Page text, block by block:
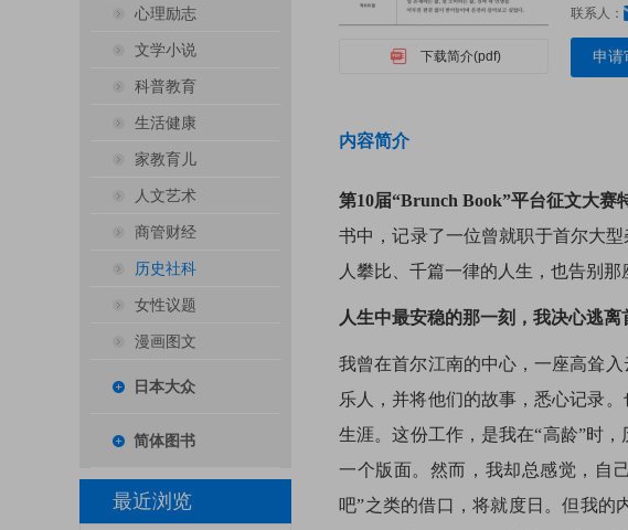
心理励志
文学小说
科普教育
生活健康
家教育儿
人文艺术
商管财经
历史社科
女性议题
漫画图文
日本大众
简体图书
最近浏览
下载简介(pdf)
联系人：
申请
内容简介
第10届“Brunch Book”平台征文大赛
书中，记录了一位曾就职于首尔大
人攀比、千篇一律的人生，也告别
人生中最安稳的那一刻，我决心逃离
我曾在首尔江南的中心，一座高耸
乐人，并将他们的故事，悉心记录
生涯。这份工作，是我在“高龄”时
一个版面。然而，我却总感觉，自
吧”之类的借口，将就度日。但我